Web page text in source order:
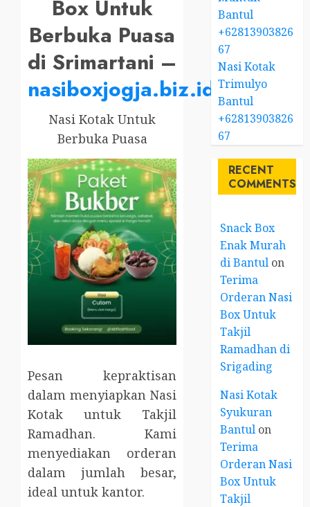
Box Untuk
Berbuka Puasa
di Srimartani –
nasiboxjogja.biz.id
Nasi Kotak Untuk
Berbuka Puasa
Pesan kepraktisan
dalam menyiapkan Nasi
Kotak untuk Takjil
Ramadhan. Kami
menyediakan orderan
dalam jumlah besar,
ideal untuk kantor.
Bantul
+62813903826
67
Nasi Kotak
Trimulyo
Bantul
+62813903826
67
RECENT
COMMENTS
Snack Box
Enak Murah
di Bantul on
Terima
Orderan Nasi
Box Untuk
Takjil
Ramadhan di
Srigading
Nasi Kotak
Syukuran
Bantul on
Terima
Orderan Nasi
Box Untuk
Takjil